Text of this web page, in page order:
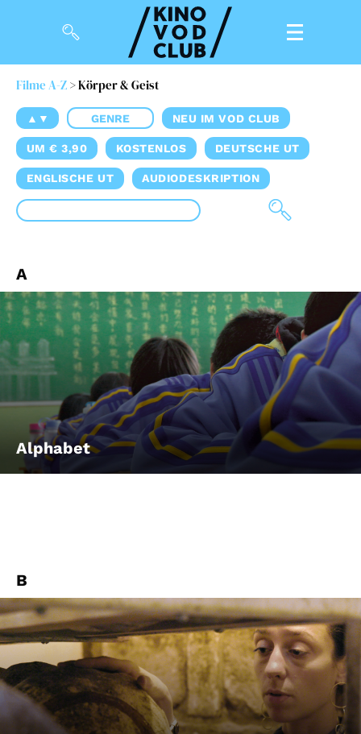
Magazin
Kuratierungen
Events
Gutscheine
& Filmpässe
Account
Suche
Filme A-Z> Körper & Geist
▲▼ GENRE NEU IM VOD CLUB
UM € 3,90 KOSTENLOS DEUTSCHE UT
ENGLISCHE UT AUDIODESKRIPTION
A
Alphabet
B